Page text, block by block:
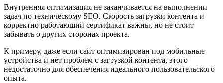
Внутренняя оптимизация не заканчивается на выполнении
задач по техническому SEO. Скорость загрузки контента и
корректно работающий сертификат важны, но не стоит
забывать о других сторонах проекта.
К примеру, даже если сайт оптимизирован под мобильные
устройства и нет проблем с загрузкой контента, этого
недостаточно для обеспечения идеального пользовательского
опыта.